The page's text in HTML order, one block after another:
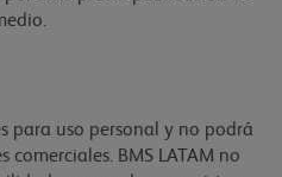
para uso personal y no podrá
comerciales. BMS LATAM no